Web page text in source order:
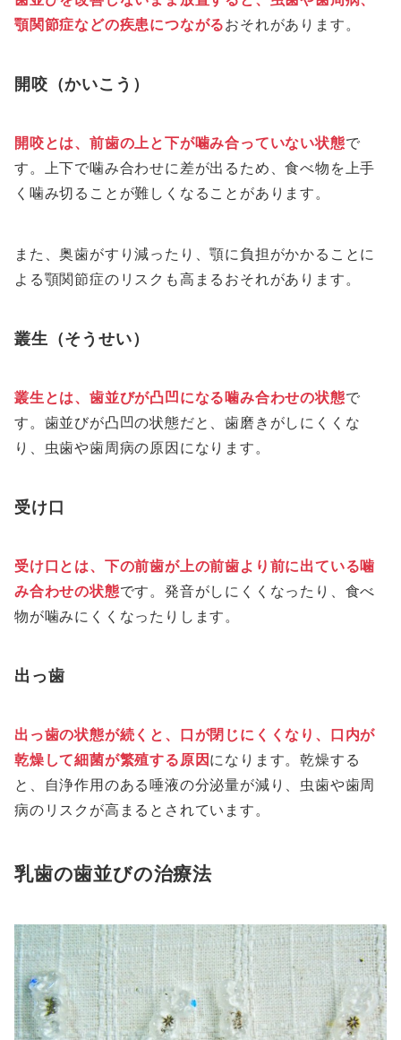
顎関節症などの疾患につながるおそれがあります。
開咬（かいこう）
開咬とは、前歯の上と下が噛み合っていない状態で
す。上下で噛み合わせに差が出るため、食べ物を上手
く噛み切ることが難しくなることがあります。
また、奥歯がすり減ったり、顎に負担がかかることに
よる顎関節症のリスクも高まるおそれがあります。
叢生（そうせい）
叢生とは、歯並びが凸凹になる噛み合わせの状態で
す。歯並びが凸凹の状態だと、歯磨きがしにくくな
り、虫歯や歯周病の原因になります。
受け口
受け口とは、下の前歯が上の前歯より前に出ている噛
み合わせの状態です。発音がしにくくなったり、食べ
物が噛みにくくなったりします。
出っ歯
出っ歯の状態が続くと、口が閉じにくくなり、口内が
乾燥して細菌が繁殖する原因 になります。乾燥する
と、自浄作用のある唾液の分泌量が減り、虫歯や歯周
病のリスクが高まるとされています。
乳歯の歯並びの治療法